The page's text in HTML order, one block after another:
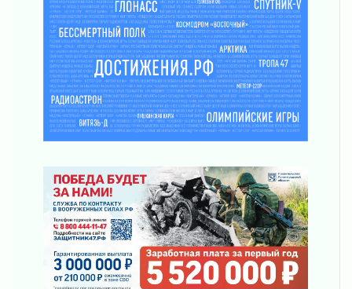
Строительные компании Ленобласти
подняли зарплаты почти на 40% за год
03 августа 2026
Шесть новых жизней в честь дня рождения
Ленинградской области
03 августа 2026
Уроки безопасности для детей и взрослых
03 августа 2026
десантных войск
02 августа 2026
«Активное лето»
02 августа 2026
Ленобласть отметила заслуги жителей перед
регионом и страной
02 августа 2026